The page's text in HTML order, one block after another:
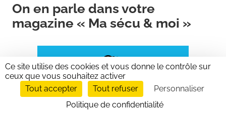
On en parle dans votre
magazine « Ma sécu & moi »
Ce site utilise des cookies et vous donne le contrôle sur
ceux que vous souhaitez activer
Tout accepter
Tout refuser
Personnaliser
Politique de confidentialité